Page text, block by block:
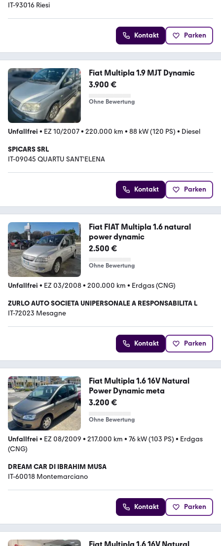
IT-93016 Riesi
Kontakt Parken
Fiat Multipla 1.9 MJT Dynamic
3.900 €
Ohne Bewertung
Unfallfrei • EZ 10/2007• 220.000 km • 88 kW (120 PS) • Diesel
SPICARS SRL
IT-09045 QUARTU SANT'ELENA
Kontakt Parken
Fiat FIAT Multipla 1.6 natural
power dynamic
2.500 €
Ohne Bewertung
Unfallfrei • EZ 03/2008• 200.000 km • Erdgas (CNG)
ZURLO AUTO SOCIETA UNIPERSONALE A RESPONSABILITA L
IT-72023 Mesagne
Kontakt Parken
Fiat Multipla 1.6 16V Natural
Power Dynamic meta
3.200 €
Ohne Bewertung
Unfallfrei • EZ 08/2009 • 217.000 km • 76 kW (103 PS) • Erdgas
(CNG)
DREAM CAR DI IBRAHIM MUSA
IT-60018 Montemarciano
Kontakt Parken